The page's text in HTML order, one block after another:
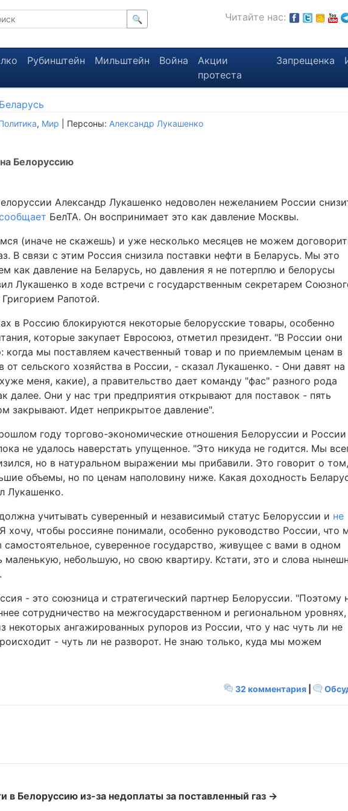
🔍 Читайте нас:
Рубинштейн Мильштейн Война
Акции
протеста
Запрещенка
Беларусь
, Мир | Персоны: Александр Лукашенко
Белоруссию
Александр Лукашенко недоволен нежеланием России
БелТА. Он воспринимает это как давление Москвы.
(иначе не скажешь) и уже несколько месяцев не можем
В связи с этим Россия снизила поставки нефти в Беларусь. Мы это
как давление на Беларусь, но давления я не потерплю и белорусы
Лукашенко в ходе встречи с государственным секретарем
Григорием Рапотой.
в Россию блокируются некоторые белорусские товары, особенно
которые закупает Евросоюз, отметил президент. "В России они
когда мы поставляем качественный товар и по приемлемым ценам в
сельского хозяйства в России, - сказал Лукашенко. - Они давят на
меня, какие), а правительство дает команду "фас" разного рода
далее. Они у нас три предприятия открывают для поставок - пять
закрывают. Идет неприкрытое давление".
году торгово-экономические отношения Белоруссии и России
не удалось наверстать упущенное. "Это никуда не годится. Мы
но в натуральном выражении мы прибавили. Это говорит о том,
объемы, но по ценам наполовину ниже. Какая доходность
Лукашенко.
учитывать суверенный и независимый статус Белоруссии и не
хочу, чтобы россияне понимали, особенно руководство России, что
суверенное государство, живущее с вами в одном
небольшую, но свою квартиру. Кстати, это и слова
- это союзница и стратегический партнер Белоруссии. "Поэтому
сотрудничество на межгосударственном и региональном
некоторых ангажированных рупоров из России, что у нас чуть ли не
- чуть ли не разворот. Не знаю только, куда мы можем
32 комментария
в Белоруссию из-за недоплаты за поставленный газ →